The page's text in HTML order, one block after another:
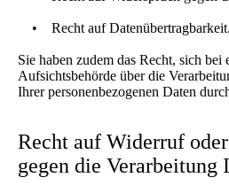
• Recht auf Datenübertragbarkeit.
Sie haben zudem das Recht, sich bei
Aufsichtsbehörde über die
Ihrer personenbezogenen Daten
Recht auf Widerruf
gegen die Verarbeitung